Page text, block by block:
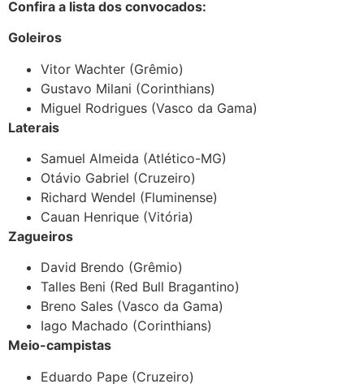
Confira a lista dos convocados:
Goleiros
Vitor Wachter (Grêmio)
Gustavo Milani (Corinthians)
Miguel Rodrigues (Vasco da Gama)
Laterais
Samuel Almeida (Atlético-MG)
Otávio Gabriel (Cruzeiro)
Richard Wendel (Fluminense)
Cauan Henrique (Vitória)
Zagueiros
David Brendo (Grêmio)
Talles Beni (Red Bull Bragantino)
Breno Sales (Vasco da Gama)
Iago Machado (Corinthians)
Meio-campistas
Eduardo Pape (Cruzeiro)